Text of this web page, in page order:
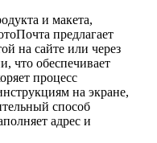
и макета,
предлагает
на сайте или через
что обеспечивает
процесс
на экране,
способ
адрес и